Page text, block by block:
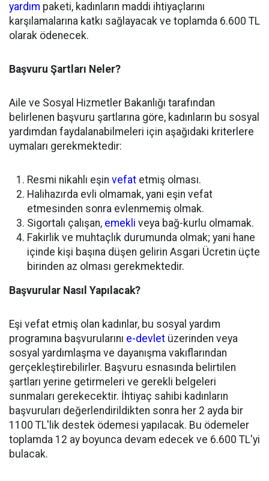
yardım paketi, kadınların maddi ihtiyaçlarını
karşılamalarına katkı sağlayacak ve toplamda 6.600 TL
olarak ödenecek.
Başvuru Şartları Neler?
Aile ve Sosyal Hizmetler Bakanlığı tarafından
belirlenen başvuru şartlarına göre, kadınların bu sosyal
yardımdan faydalanabilmeleri için aşağıdaki kriterlere
uymaları gerekmektedir:
Resmi nikahlı eşin vefat etmiş olması.
Halihazırda evli olmamak, yani eşin vefat
etmesinden sonra evlenmemiş olmak.
Sigortalı çalışan, emekli veya bağ-kurlu olmamak.
Fakirlik ve muhtaçlık durumunda olmak; yani hane
içinde kişi başına düşen gelirin Asgari Ücretin üçte
birinden az olması gerekmektedir.
Başvurular Nasıl Yapılacak?
Eşi vefat etmiş olan kadınlar, bu sosyal yardım
programına başvurularını e-devlet üzerinden veya
sosyal yardımlaşma ve dayanışma vakıflarından
gerçekleştirebilirler. Başvuru esnasında belirtilen
şartları yerine getirmeleri ve gerekli belgeleri
sunmaları gerekecektir. İhtiyaç sahibi kadınların
başvuruları değerlendirildikten sonra her 2 ayda bir
1100 TL'lik destek ödemesi yapılacak. Bu ödemeler
toplamda 12 ay boyunca devam edecek ve 6.600 TL'yi
bulacak.